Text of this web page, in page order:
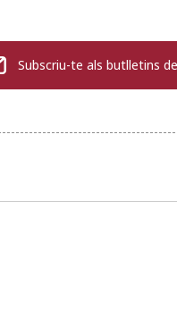
Subscriu-te als butlletins